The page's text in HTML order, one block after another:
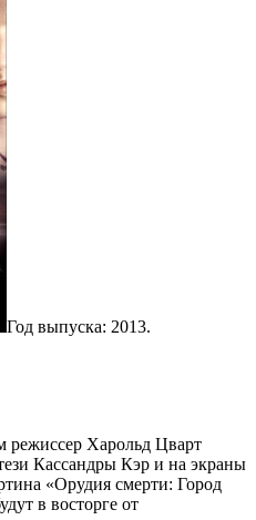
Год выпуска: 2013.
режиссер Харольд Цварт
Кассандры Кэр и на экраны
«Орудия смерти: Город
в восторге от